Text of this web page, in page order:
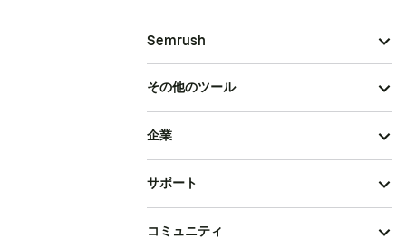
Semrush
その他のツール
企業
サポート
コミュニティ